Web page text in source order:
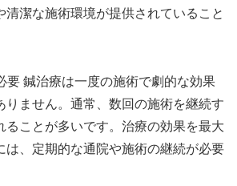
清潔な施術環境が提供されていること
要 鍼治療は一度の施術で劇的な効果
りません。通常、数回の施術を継続す
ることが多いです。治療の効果を最大
は、定期的な通院や施術の継続が必要